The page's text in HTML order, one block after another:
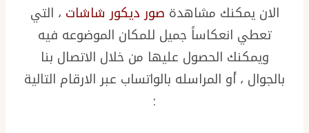
الان يمكنك مشاهدة صور ديكور شاشات ، التي
تعطي انعكاساً جميل للمكان الموضوعه فيه
ويمكنك الحصول عليها من خلال الاتصال بنا
بالجوال ، أو المراسله بالواتساب عبر الارقام التالية
: